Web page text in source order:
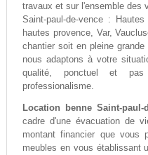
travaux et sur l'ensemble des
Saint-paul-de-vence :
hautes provence, Var,
chantier soit en pleine
nous adaptons à votre
qualité, ponctuel et
professionalisme.
Location benne Saint-paul-
cadre d'une évacuation de
montant financier que vous
meubles en vous établissant